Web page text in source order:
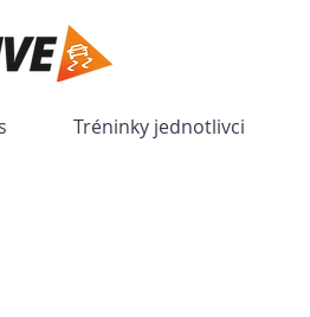
Tréninky jednotlivci